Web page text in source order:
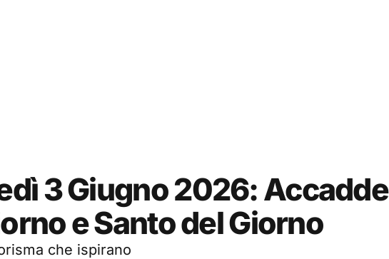
3 Giugno 2026: Accadde
e Santo del Giorno
che ispirano